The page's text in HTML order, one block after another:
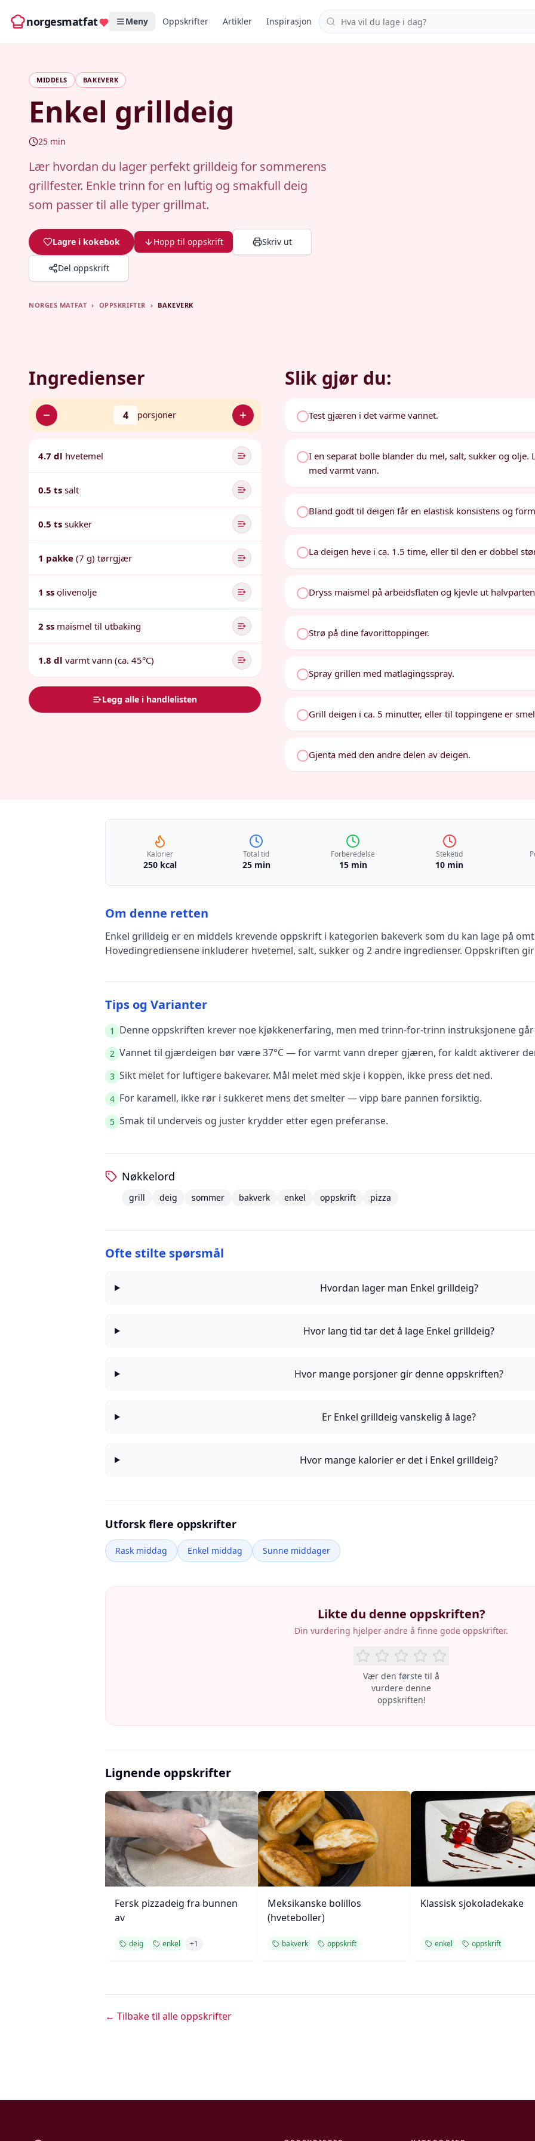
norgesmatfat Meny Oppskrifter Artikler Inspirasjon Søk i oppskrifter
MIDDELS BAKEVERK
Enkel grilldeig
25 min
Lær hvordan du lager perfekt grilldeig for sommerens
grillfester. Enkle trinn for en luftig og smakfull deig
som passer til alle typer grillmat.
Lagre i kokebok Hopp til oppskrift Skriv ut
Del oppskrift
NORGES MATFAT › OPPSKRIFTER › BAKEVERK
Ingredienser
4 porsjoner
4.7 dl hvetemel
0.5 ts salt
0.5 ts sukker
1 pakke (7 g) tørrgjær
1 ss olivenolje
2 ss maismel til utbaking
1.8 dl varmt vann (ca. 45°C)
Legg alle i handlelisten
Slik gjør du:
Test gjæren i det varme vannet.
I en separat bolle blander du mel, salt, sukker og
med varmt vann.
Bland godt til deigen får en elastisk konsistens og
La deigen heve i ca. 1.5 time, eller til den er dobbel
Dryss maismel på arbeidsflaten og kjevle ut
Strø på dine favorittoppinger.
Spray grillen med matlagingsspray.
Grill deigen i ca. 5 minutter, eller til toppingene er
Gjenta med den andre delen av deigen.
Kalorier
250 kcal
Total tid
25 min
Forberedelse
15 min
Steketid
10 min
Om denne retten
Enkel grilldeig er en middels krevende oppskrift i kategorien bakeverk som du kan lage på
Hovedingrediensene inkluderer hvetemel, salt, sukker og 2 andre ingredienser. Oppskriften
Tips og Varianter
1 Denne oppskriften krever noe kjøkkenerfaring, men med trinn-for-trinn instruksjonene
2 Vannet til gjærdeigen bør være 37°C — for varmt vann dreper gjæren, for kaldt aktiverer
3 Sikt melet for luftigere bakevarer. Mål melet med skje i koppen, ikke press det ned.
4 For karamell, ikke rør i sukkeret mens det smelter — vipp bare pannen forsiktig.
5 Smak til underveis og juster krydder etter egen preferanse.
Nøkkelord
grill deig sommer bakverk enkel oppskrift pizza
Ofte stilte spørsmål
Hvordan lager man Enkel grilldeig?
Hvor lang tid tar det å lage Enkel grilldeig?
Hvor mange porsjoner gir denne oppskriften?
Er Enkel grilldeig vanskelig å lage?
Hvor mange kalorier er det i Enkel grilldeig?
Utforsk flere oppskrifter
Rask middag Enkel middag Sunne middager
Likte du denne oppskriften?
Din vurdering hjelper andre å finne gode oppskrifter.
Vær den første til å
vurdere denne
oppskriften!
Lignende oppskrifter
Fersk pizzadeig fra bunnen
av
deig enkel +1
Meksikanske bolillos
(hveteboller)
bakverk oppskrift
Klassisk sjokoladekake
enkel oppskrift
← Tilbake til alle oppskrifter